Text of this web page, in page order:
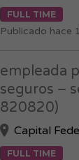
FULL TIME
Publicado hace
empleada
seguros –
820820)
Capital
FULL TIME